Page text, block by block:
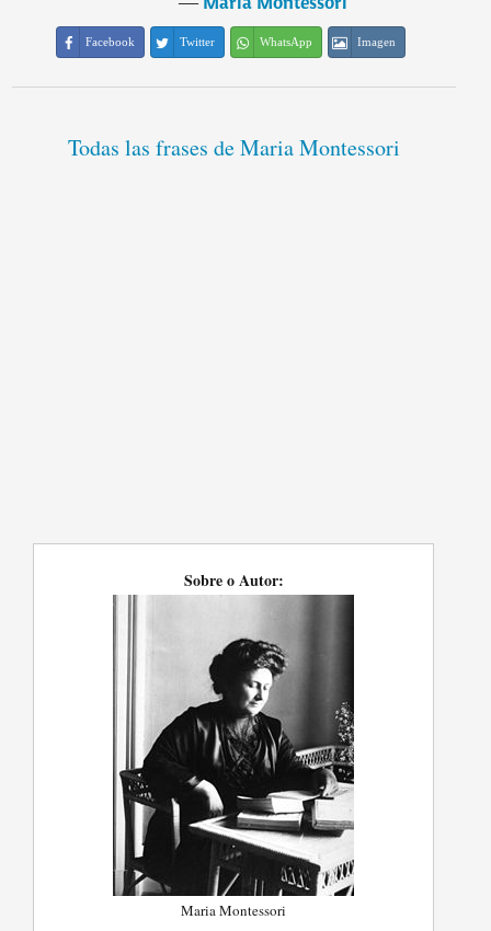
Facebook Twitter WhatsApp Imagen
Todas las frases de Maria Montessori
Sobre o Autor:
Maria Montessori